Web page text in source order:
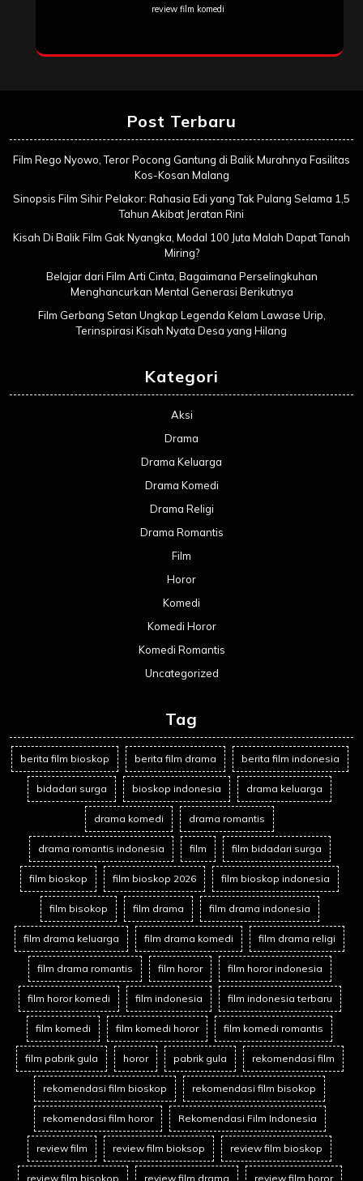
review film komedi
Post Terbaru
Film Rego Nyowo, Teror Pocong Gantung di Balik Murahnya Fasilitas
Kos-Kosan Malang
Sinopsis Film Sihir Pelakor: Rahasia Edi yang Tak Pulang Selama 1,5
Tahun Akibat Jeratan Rini
Kisah Di Balik Film Gak Nyangka, Modal 100 Juta Malah Dapat Tanah
Miring?
Belajar dari Film Arti Cinta, Bagaimana Perselingkuhan
Menghancurkan Mental Generasi Berikutnya
Film Gerbang Setan Ungkap Legenda Kelam Lawase Urip,
Terinspirasi Kisah Nyata Desa yang Hilang
Kategori
Aksi
Drama
Drama Keluarga
Drama Komedi
Drama Religi
Drama Romantis
Film
Horor
Komedi
Komedi Horor
Komedi Romantis
Uncategorized
Tag
berita film bioskop berita film drama berita film indonesia
bidadari surga bioskop indonesia drama keluarga
drama komedi drama romantis
drama romantis indonesia film film bidadari surga
film bioskop film bioskop 2026 film bioskop indonesia
film bisokop film drama film drama indonesia
film drama keluarga film drama komedi film drama religi
film drama romantis film horor film horor indonesia
film horor komedi film indonesia film indonesia terbaru
film komedi film komedi horor film komedi romantis
film pabrik gula horor pabrik gula rekomendasi film
rekomendasi film bioskop rekomendasi film bisokop
rekomendasi film horor Rekomendasi Film Indonesia
review film review film bioksop review film bioskop
review film bisokop review film drama review film horor